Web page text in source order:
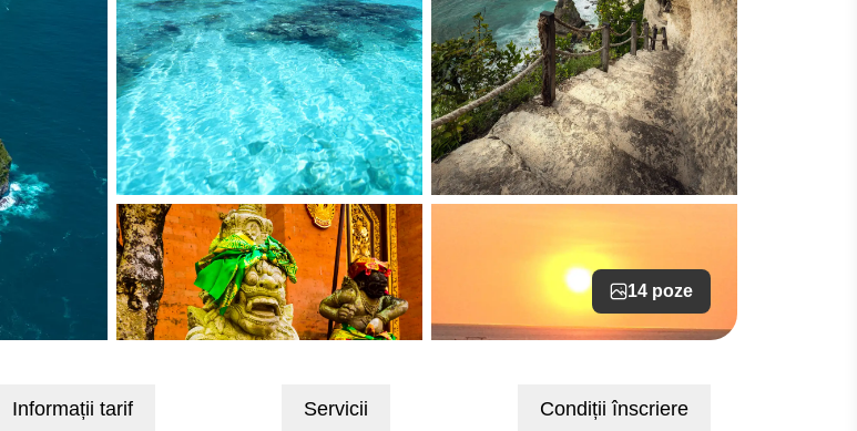
14 poze
Informații tarif Servicii Condiții înscriere